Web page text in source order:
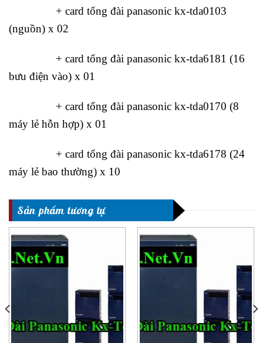
+ card tổng đài panasonic kx-tda0103
(nguồn) x 02
+ card tổng đài panasonic kx-tda6181 (16
bưu điện vào) x 01
+ card tổng đài panasonic kx-tda0170 (8
máy lẻ hỗn hợp) x 01
+ card tổng đài panasonic kx-tda6178 (24
máy lẻ bao thường) x 10
Sản phẩm tương tự